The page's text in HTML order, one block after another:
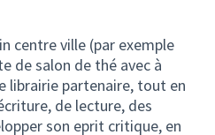
centre ville (par exemple
de salon de thé avec à
librairie partenaire, tout en
de lecture, des
son eprit critique, en